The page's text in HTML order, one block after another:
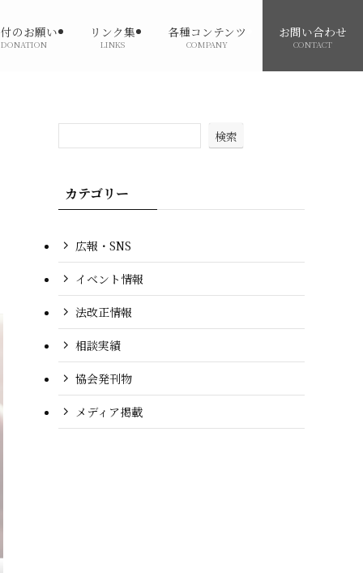
のお願い
DONATION
リンク集
LINKS
各種コンテンツ
COMPANY
お問い合わせ
CONTACT
検索
カテゴリー
広報・SNS
イベント情報
法改正情報
相談実績
協会発刊物
メディア掲載